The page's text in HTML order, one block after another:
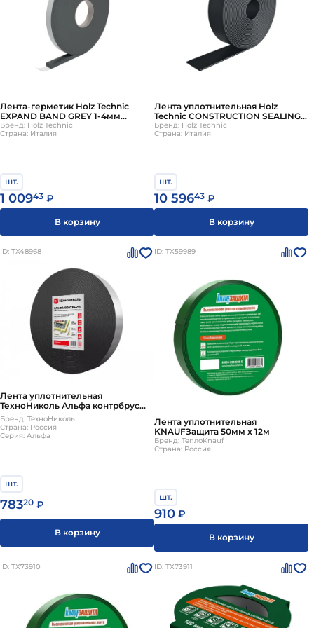
Лента-герметик Holz Technic
EXPAND BAND GREY 1-4мм
0.01х13м
Бренд: Holz Technic
Страна: Италия
шт.
1 00943 ₽
В корзину
Лента уплотнительная Holz
Technic CONSTRUCTION SEALING
3мм 0.046х25м
Бренд: Holz Technic
Страна: Италия
шт.
10 59643 ₽
В корзину
ID: ТХ48968
Лента уплотнительная
ТехноНиколь Альфа контрбрус
60мм х 30м
Бренд: ТехноНиколь
Страна: Россия
Серия: Альфа
шт.
78320 ₽
В корзину
ID: ТХ59989
Лента уплотнительная
KNAUFЗащита 50мм х 12м
Бренд: ТеплоKnauf
Страна: Россия
шт.
910 ₽
В корзину
ID: ТХ73910 ID: ТХ73911